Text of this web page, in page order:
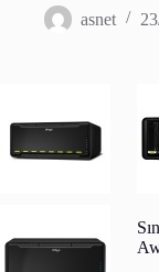
asnet